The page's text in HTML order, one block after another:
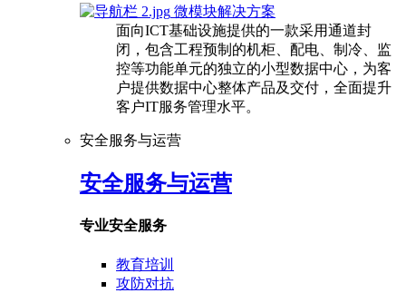
微模块解决方案
面向ICT基础设施提供的一款采用通道封
闭，包含工程预制的机柜、配电、制冷、监
控等功能单元的独立的小型数据中心，为客
户提供数据中心整体产品及交付，全面提升
客户IT服务管理水平。
安全服务与运营
安全服务与运营
专业安全服务
教育培训
攻防对抗